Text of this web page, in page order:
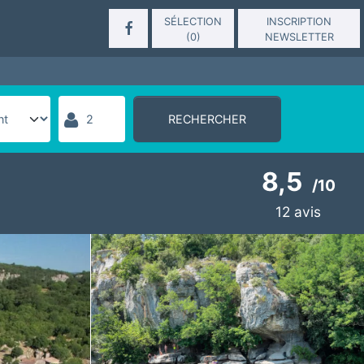
SÉLECTION
(0)
INSCRIPTION
NEWSLETTER
RECHERCHER
8,5 /10
12 avis